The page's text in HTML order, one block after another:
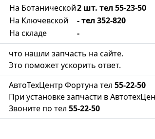
На Ботанической2 шт. тел 55-23-50
На Ключевской
- тел 352-820
На складе
-
что нашли запчасть на сайте.
Это поможет ускорить ответ.
АвтоТехЦентр Фортуна тел 55-22-50
При установке запчасти в
Звоните по тел 55-22-50